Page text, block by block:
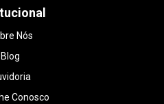
Nós
Blog
Conosco